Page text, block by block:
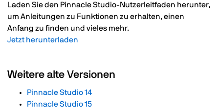
Laden Sie den Pinnacle Studio-Nutzerleitfaden herunter,
um Anleitungen zu Funktionen zu erhalten, einen
Anfang zu finden und vieles mehr.
Jetzt herunterladen
Weitere alte Versionen
Pinnacle Studio 14
Pinnacle Studio 15